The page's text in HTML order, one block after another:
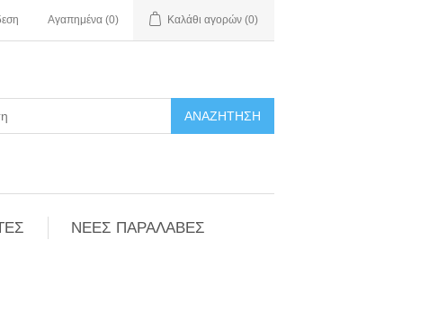
Αγαπημένα (0) Καλάθι αγορών (0)
ΑΝΑΖΉΤΗΣΗ
ΝΕΕΣ ΠΑΡΑΛΑΒΕΣ